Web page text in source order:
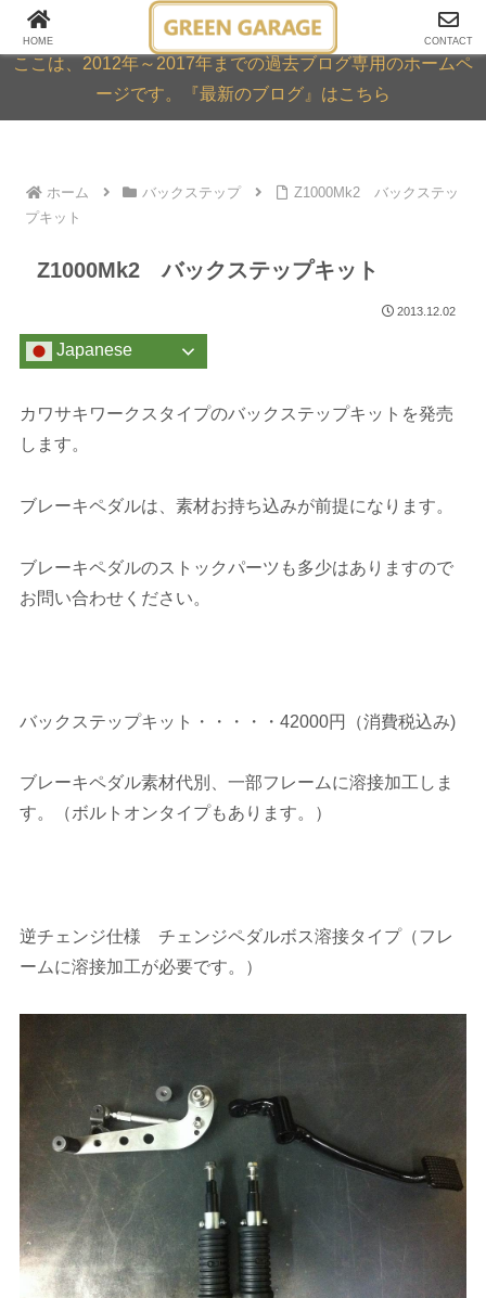
GREEN GARAGE ARCHIVE
ここは、2012年～2017年までの過去ブログ専用のホームペ
ージです。『最新のブログ』はこちら
ホーム バックステップ
Z1000Mk2 バックステッ
プキット
Z1000Mk2 バックステップキット
2013.12.02
Japanese
カワサキワークスタイプのバックステップキットを発売
します。
ブレーキペダルは、素材お持ち込みが前提になります。
ブレーキペダルのストックパーツも多少はありますので
お問い合わせください。
バックステップキット・・・・・42000円（消費税込み)
ブレーキペダル素材代別、一部フレームに溶接加工しま
す。（ボルトオンタイプもあります。）
逆チェンジ仕様 チェンジペダルボス溶接タイプ（フレ
ームに溶接加工が必要です。）
HOME CONTACT